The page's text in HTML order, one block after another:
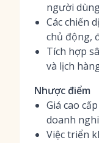
người
Các chiến
chủ động,
Tích hợp
và lịch
Nhược điểm
Giá cao
doanh
Việc triển